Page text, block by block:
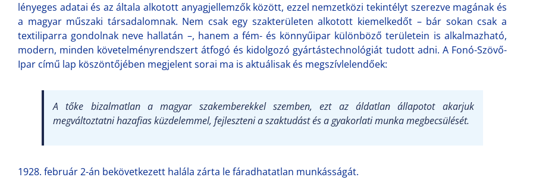
lényeges adatai és az általa alkotott anyagjellemzők között, ezzel nemzetközi tekintélyt szerezve magának és
a magyar műszaki társadalomnak. Nem csak egy szakterületen alkotott kiemelkedőt – bár sokan csak a
textiliparra gondolnak neve hallatán –, hanem a fém- és könnyűipar különböző területein is alkalmazható,
modern, minden követelményrendszert átfogó és kidolgozó gyártástechnológiát tudott adni. A Fonó-Szövő-
Ipar című lap köszöntőjében megjelent sorai ma is aktuálisak és megszívlelendőek:
A tőke bizalmatlan a magyar szakemberekkel szemben, ezt az áldatlan állapotot akarjuk
megváltoztatni hazafias küzdelemmel, fejleszteni a szaktudást és a gyakorlati munka megbecsülését.
1928. február 2-án bekövetkezett halála zárta le fáradhatatlan munkásságát.